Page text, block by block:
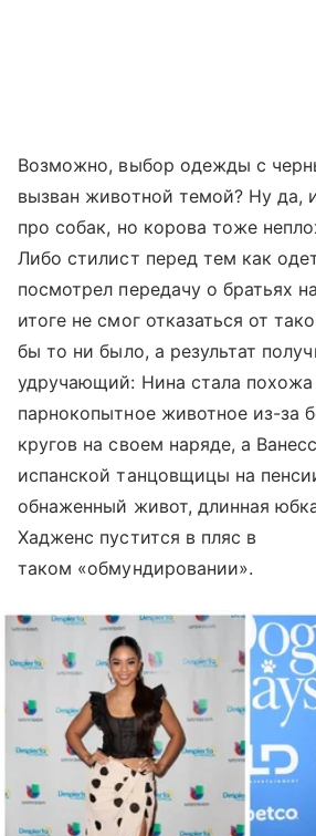
Возможно, выбор одежды с
вызван животной темой? Ну да,
про собак, но корова тоже
Либо стилист перед тем как
посмотрел передачу о братьях
итоге не смог отказаться от
бы то ни было, а результат
удручающий: Нина стала похожа
парнокопытное животное из-за
кругов на своем наряде, а
испанской танцовщицы на
обнаженный живот, длинная
Хадженс пустится в пляс в
таком «обмундировании».